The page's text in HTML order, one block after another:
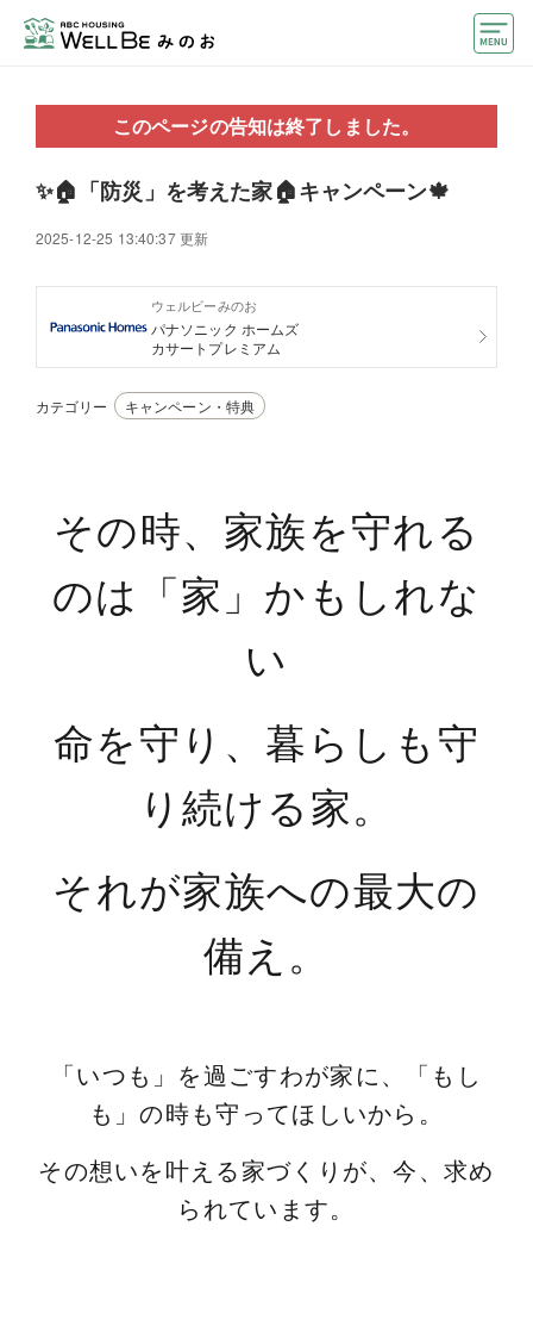
住宅会社・ハウスメーカー
おうちカウンター
イベント情報・プレゼント
好みからモデルハウスを探す
住まいづくりお役立ち情報
マイページ アカウント登録
このページの告知は終了しました。
✨🏠「防災」を考えた家🏠キャンペーン🍁
2025-12-25 13:40:37 更新
ウェルビーみのお
パナソニック ホームズ
カサートプレミアム
カテゴリー キャンペーン・特典
その時、家族を守れる
のは「家」かもしれな
い
命を守り、暮らしも守
り続ける家。
それが家族への最大の
備え。
「いつも」を過ごすわが家に、「もし
も」の時も守ってほしいから。
その想いを叶える家づくりが、今、求め
られています。